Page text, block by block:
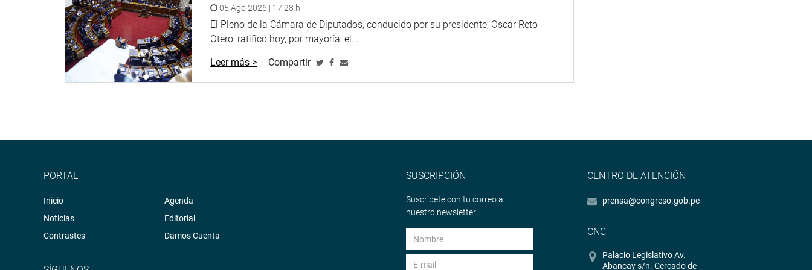
05 Ago 2026 | 17:28 h
El Pleno de la Cámara de Diputados, conducido por su presidente, Oscar Reto
Otero, ratificó hoy, por mayoría, el...
Leer más > Compartir
PORTAL
Inicio
Noticias
Contrastes
Agenda
Editorial
Damos Cuenta
SUSCRIPCIÓN
Suscríbete con tu correo a
nuestro newsletter.
CENTRO DE ATENCIÓN
prensa@congreso.gob.pe
CNC
Palacio Legislativo Av.
Abancay s/n. Cercado de